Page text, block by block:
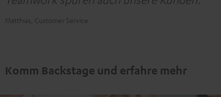
Matthias, Customer Service
Komm Backstage und erfahre mehr